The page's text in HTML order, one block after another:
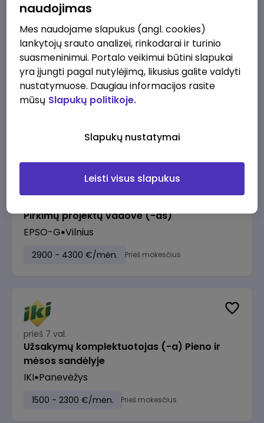
prieš 7 val.
IT sprendimų architektas (-ė) (Vilnius, LT)
JSC Lithuanian Railways
Pirkimų projektų vadovė (-as)
EPSO-G Vilnius
2900 - 4300 €/mėn. Prieš mokesčius
prieš 7 val.
Užsakymų komplektuotojas (-a) Pieno ir
mėsos sandėlyje
IKI Panevėžys
1500 - 2300 €/mėn. Prieš mokesčius
naudojimas
Mes naudojame slapukus (angl. cookies)
lankytojų srauto analizei, rinkodarai ir turinio
suasmeninimui. Portalo veikimui būtini slapukai
yra įjungti pagal nutylėjimą, likusius galite valdyti
nustatymuose. Daugiau informacijos rasite
mūsų Slapukų politikoje.
Slapukų nustatymai
Leisti visus slapukus